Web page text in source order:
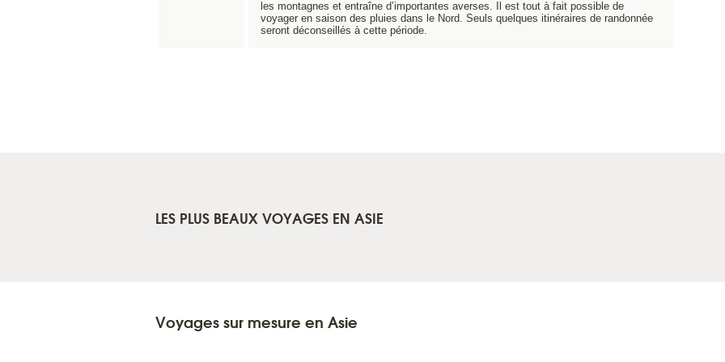
les montagnes et entraîne d’importantes averses. Il est tout à fait possible de
voyager en saison des pluies dans le Nord. Seuls quelques itinéraires de randonnée
seront déconseillés à cette période.
LES PLUS BEAUX VOYAGES EN ASIE
Voyages sur mesure en Asie